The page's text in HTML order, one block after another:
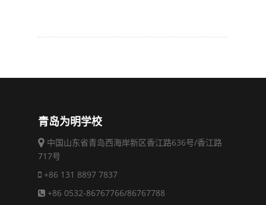
青岛为明学校
中国山东省青岛西海岸新区香江路636号/香江路
717号
+86 131 8897 7837
+86 0532-86767766/86767788